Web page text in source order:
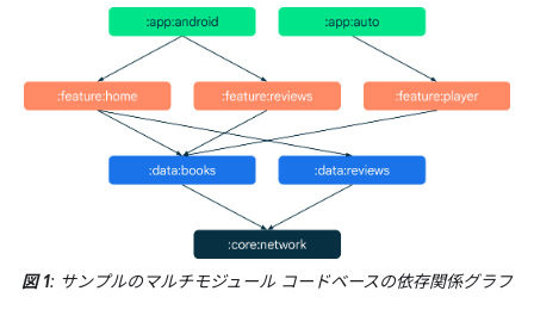
図 1: サンプルのマルチモジュール コードベースの依存関係グラフ